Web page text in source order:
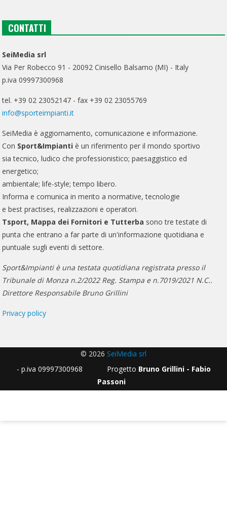
CONTATTI
SeiMedia srl
Via Per Robecco 91 - 20092 Cinisello Balsamo (MI) - Italy
p.iva 09997300968
tel. +39 02 23052147 - fax +39 02 23055769
info@sporteimpianti.it
SeiMedia è aggiornamento, comunicazione e informazione.
Con Sport&Impianti è un riferimento per il mondo sportivo
sia tecnico, ludico che professionistico; paesaggistico ed
energetico;
ambientale; life-style; tempo libero.
Informa e comunica in merito a normative, tecnologie
e best practises, realizzazioni e operatori.
Tsport, Mappa dei Fornitori e Tutterba sono tre testate di
punta che entrano a far parte di un'informazione quotidiana e
puntuale sugli eventi di settore.
Sport&Impianti è una testata quotidiana registrata presso il
Tribunale di Monza n.2/2022 Reg. Stampa e n.7019/2021 N.C..
Direttore Responsabile Bruno Grillini
Privacy policy
© 2026 SeiMedia srl
- p.iva 09997300968 Progetto Bruno Grillini - Fabio
Passoni